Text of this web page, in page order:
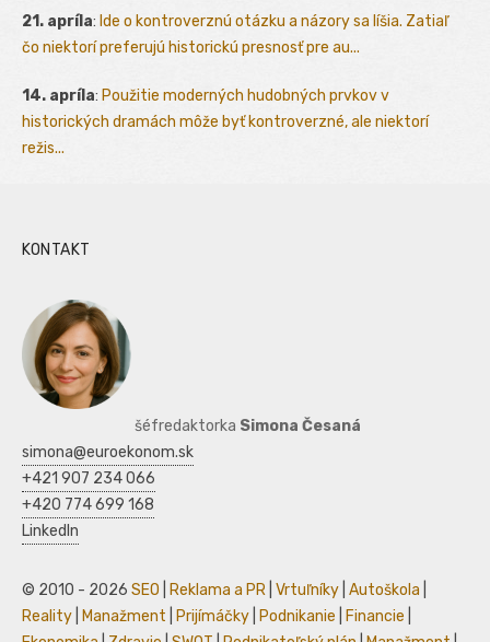
21. apríla: Ide o kontroverznú otázku a názory sa líšia. Zatiaľ
čo niektorí preferujú historickú presnosť pre au...
14. apríla: Použitie moderných hudobných prvkov v
historických dramách môže byť kontroverzné, ale niektorí
režis...
KONTAKT
šéfredaktorka Simona Česaná
simona@euroekonom.sk
+421 907 234 066
+420 774 699 168
LinkedIn
© 2010 - 2026 SEO Reklama a PR Vrtuľníky Autoškola
Reality
Manažment Prijímáčky Podnikanie Financie